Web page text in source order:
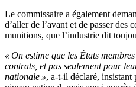
Le commissaire a également
d’aller de l’avant et de passer des
munitions, que l’industrie dit
« On estime que les États
contrats, et pas seulement pour
nationale », a-t-il déclaré, insistant